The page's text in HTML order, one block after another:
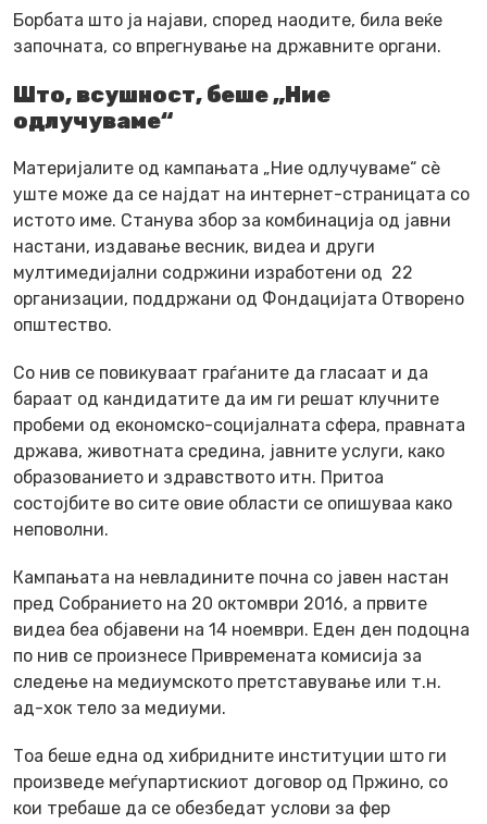
Борбата што ја најави, според наодите, била веќе
започната, со впрегнување на државните органи.
Што, всушност, беше „Ние
одлучуваме“
Материјалите од кампањата „Ние одлучуваме“ сè
уште може да се најдат на интернет-страницата со
истото име. Станува збор за комбинација од јавни
настани, издавање весник, видеа и други
мултимедијални содржини изработени од 22
организации, поддржани од Фондацијата Отворено
општество.
Со нив се повикуваат граѓаните да гласаат и да
бараат од кандидатите да им ги решат клучните
пробеми од економско-социјалната сфера, правната
држава, животната средина, јавните услуги, како
образованието и здравството итн. Притоа
состојбите во сите овие области се опишуваа како
неповолни.
Кампањата на невладините почна со јавен настан
пред Собранието на 20 октомври 2016, а првите
видеа беа објавени на 14 ноември. Еден ден подоцна
по нив се произнесе Привремената комисија за
следење на медиумското претставување или т.н.
ад-хок тело за медиуми.
Тоа беше една од хибридните институции што ги
произведе меѓупартискиот договор од Пржино, со
кои требаше да се обезбедат услови за фер